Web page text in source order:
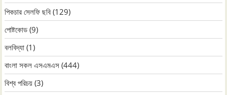
পিকচার সেলফি ছবি (129)
পোষ্টকোড (9)
বলবিদ্যা (1)
বাংলা সকল এসএমএস (444)
বিশ্ব পরিচয় (3)